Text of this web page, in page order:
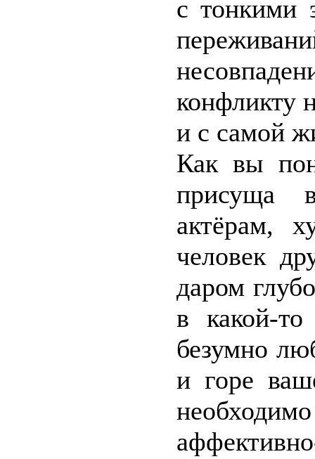
с тонкими
конфликту
и с самой
Как вы
присуща
актёрам,
человек
даром
в какой-
безумно
и горе